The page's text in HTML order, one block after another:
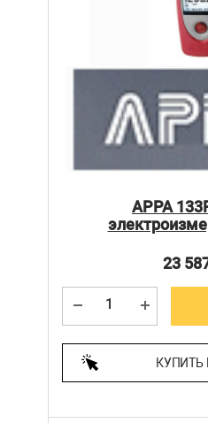
APPA
23
КУПИТЬ